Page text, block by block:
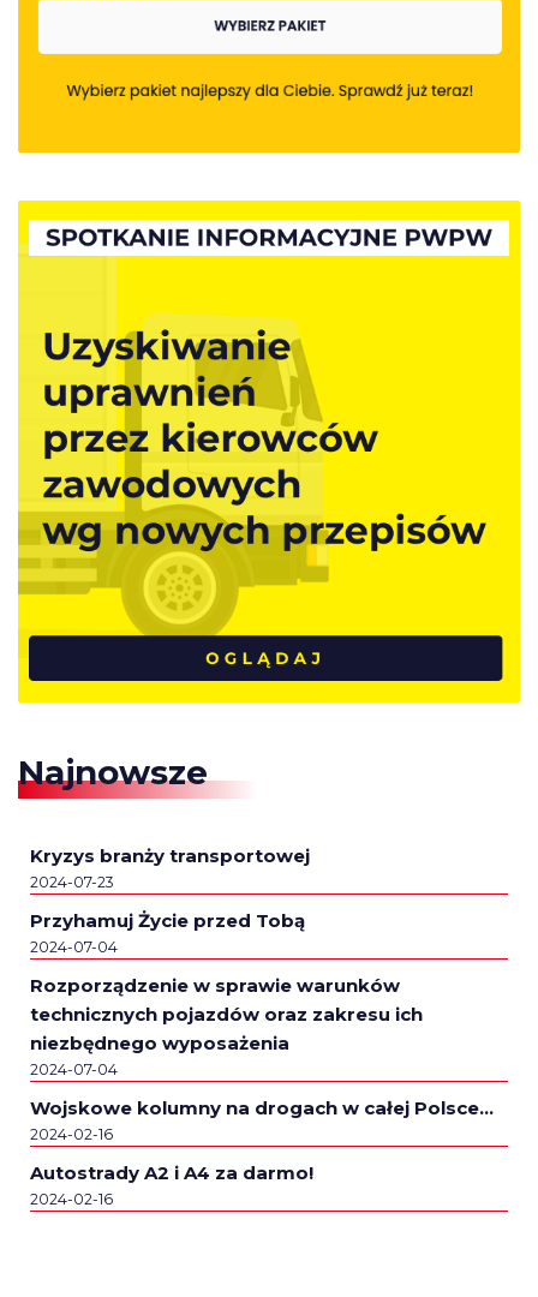
Najnowsze
Kryzys branży transportowej
2024-07-23
Przyhamuj Życie przed Tobą
2024-07-04
Rozporządzenie w sprawie warunków
technicznych pojazdów oraz zakresu ich
niezbędnego wyposażenia
2024-07-04
Wojskowe kolumny na drogach w całej Polsce…
2024-02-16
Autostrady A2 i A4 za darmo!
2024-02-16